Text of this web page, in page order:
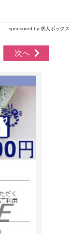
sponsored by 求人ボックス
次へ